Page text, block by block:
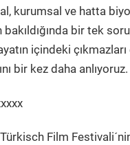
kurumsal ve hatta
bakıldığında bir tek
içindeki
bir kez daha anlıyoruz.
Film